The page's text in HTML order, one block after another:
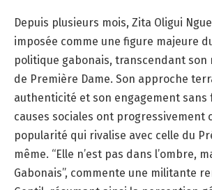
Depuis plusieurs mois, Zita Oligui
imposée comme une figure majeure
politique gabonais, transcendant son
de Première Dame. Son approche
authenticité et son engagement sans
causes sociales ont progressivement
popularité qui rivalise avec celle du
même. “Elle n’est pas dans l’ombre,
Gabonais”, commente une militante